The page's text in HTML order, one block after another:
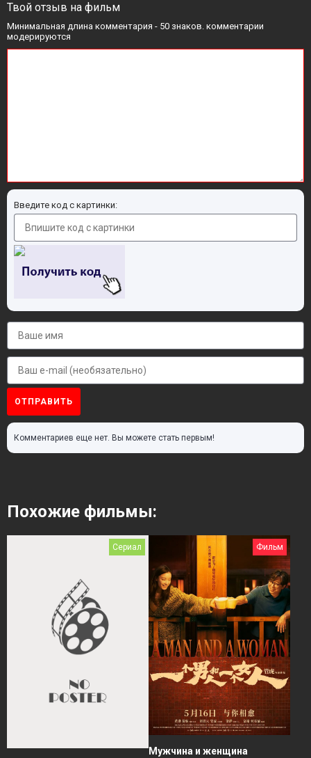
Твой отзыв на фильм
Минимальная длина комментария - 50 знаков. комментарии
модерируются
Введите код с картинки:
ОТПРАВИТЬ
Комментариев еще нет. Вы можете стать первым!
Похожие фильмы:
Сериал Фильм
Мужчина и женщина